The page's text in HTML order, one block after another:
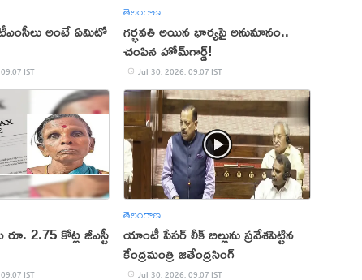
టీఎంసీలు అంటే ఏమిటో
IST
తెలంగాణ
గర్భవతి అయిన భార్యపై అనుమానం..
చంపిన హోమ్‌గార్డ్!
Jul 30, 2026, 09:07 IST
2.75 కోట్ల జీఎస్టీ
IST
తెలంగాణ
యాంటీ పేపర్ లీక్ బిల్లును ప్రవేశపెట్టిన
కేంద్రమంత్రి జితేంద్రసింగ్
Jul 30, 2026, 09:07 IST